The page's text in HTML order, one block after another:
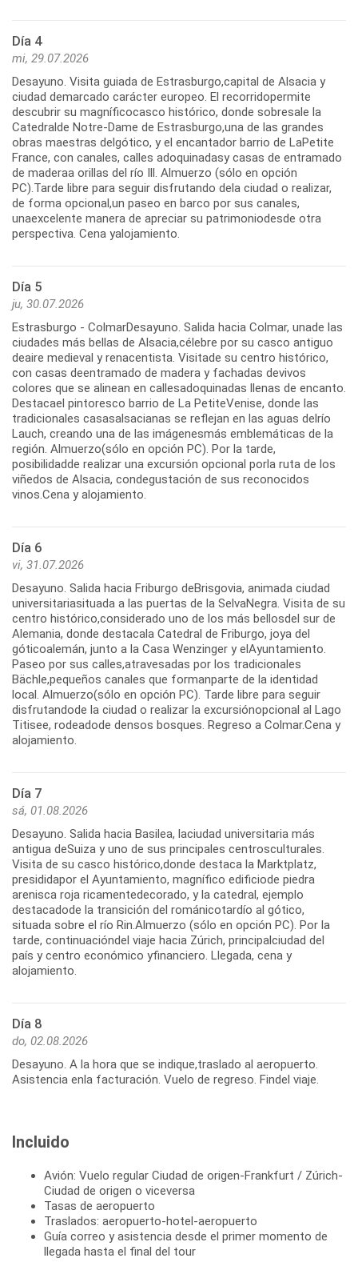
Día 4
mi, 29.07.2026
Desayuno. Visita guiada de Estrasburgo,capital de Alsacia y
ciudad demarcado carácter europeo. El recorridopermite
descubrir su magníficocasco histórico, donde sobresale la
Catedralde Notre-Dame de Estrasburgo,una de las grandes
obras maestras delgótico, y el encantador barrio de LaPetite
France, con canales, calles adoquinadasy casas de entramado
de maderaa orillas del río Ill. Almuerzo (sólo en opción
PC).Tarde libre para seguir disfrutando dela ciudad o realizar,
de forma opcional,un paseo en barco por sus canales,
unaexcelente manera de apreciar su patrimoniodesde otra
perspectiva. Cena yalojamiento.
Día 5
ju, 30.07.2026
Estrasburgo - ColmarDesayuno. Salida hacia Colmar, unade las
ciudades más bellas de Alsacia,célebre por su casco antiguo
deaire medieval y renacentista. Visitade su centro histórico,
con casas deentramado de madera y fachadas devivos
colores que se alinean en callesadoquinadas llenas de encanto.
Destacael pintoresco barrio de La PetiteVenise, donde las
tradicionales casasalsacianas se reflejan en las aguas delrío
Lauch, creando una de las imágenesmás emblemáticas de la
región. Almuerzo(sólo en opción PC). Por la tarde,
posibilidadde realizar una excursión opcional porla ruta de los
viñedos de Alsacia, condegustación de sus reconocidos
vinos.Cena y alojamiento.
Día 6
vi, 31.07.2026
Desayuno. Salida hacia Friburgo deBrisgovia, animada ciudad
universitariasituada a las puertas de la SelvaNegra. Visita de su
centro histórico,considerado uno de los más bellosdel sur de
Alemania, donde destacala Catedral de Friburgo, joya del
góticoalemán, junto a la Casa Wenzinger y elAyuntamiento.
Paseo por sus calles,atravesadas por los tradicionales
Bächle,pequeños canales que formanparte de la identidad
local. Almuerzo(sólo en opción PC). Tarde libre para seguir
disfrutandode la ciudad o realizar la excursiónopcional al Lago
Titisee, rodeadode densos bosques. Regreso a Colmar.Cena y
alojamiento.
Día 7
sá, 01.08.2026
Desayuno. Salida hacia Basilea, laciudad universitaria más
antigua deSuiza y uno de sus principales centrosculturales.
Visita de su casco histórico,donde destaca la Marktplatz,
presididapor el Ayuntamiento, magnífico edificiode piedra
arenisca roja ricamentedecorado, y la catedral, ejemplo
destacadode la transición del románicotardío al gótico,
situada sobre el río Rin.Almuerzo (sólo en opción PC). Por la
tarde, continuacióndel viaje hacia Zúrich, principalciudad del
país y centro económico yfinanciero. Llegada, cena y
alojamiento.
Día 8
do, 02.08.2026
Desayuno. A la hora que se indique,traslado al aeropuerto.
Asistencia enla facturación. Vuelo de regreso. Findel viaje.
Incluido
Avión: Vuelo regular Ciudad de origen-Frankfurt / Zúrich-
Ciudad de origen o viceversa
Tasas de aeropuerto
Traslados: aeropuerto-hotel-aeropuerto
Guía correo y asistencia desde el primer momento de
llegada hasta el final del tour